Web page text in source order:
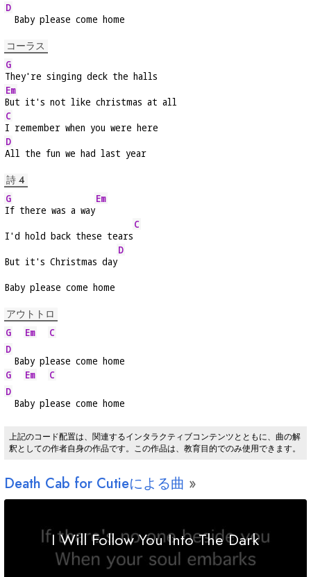
D
  Baby please come home
コーラス
G
They're singing deck the halls
Em
But it's not like christmas at all
C
I remember when you were here
D
All the fun we had last year
詩 4
G
If there was a way
Em
I'd hold back these tears
C
But it's Christmas day
D
Baby please come home
アウトトロ
G Em
C
D
  Baby please come home
G
Em
C
D
  Baby please come home
上記のコード配置は、関連するインタラクティブコンテンツとともに、曲の解
釈としての作者自身の作品です。この作品は、教育目的でのみ使用できます。
Death Cab for Cutieによる曲
I Will Follow You Into The Dark